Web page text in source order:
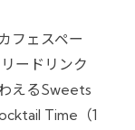
フェスペー
ードリンク
えるSweets
Time（1